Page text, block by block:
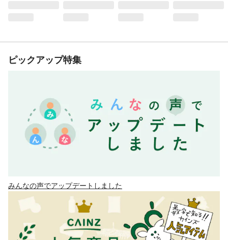
ピックアップ特集
みんなの声でアップデートしました